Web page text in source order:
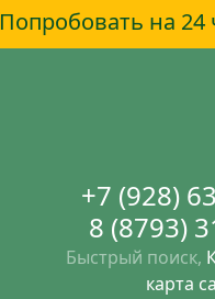
Попробовать на 24
+7 (928)
8 (8793)
Быстрый поиск,
карта